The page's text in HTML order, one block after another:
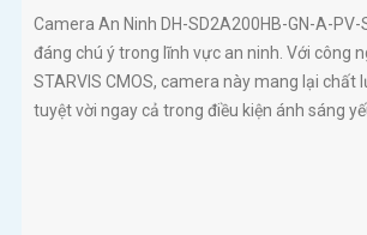
Camera An Ninh DH-SD2A200HB-GN-A-
đáng chú ý trong lĩnh vực an ninh. Với công
STARVIS CMOS, camera này mang lại chất
tuyệt vời ngay cả trong điều kiện ánh sáng